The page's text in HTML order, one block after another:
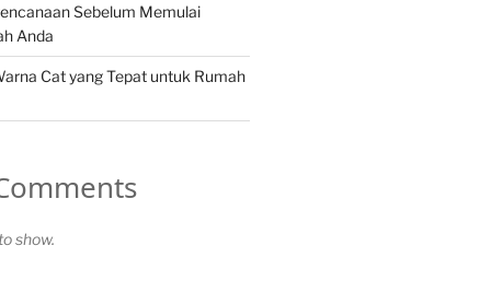
Sebelum Memulai
Anda
Cat yang Tepat untuk Rumah
show.